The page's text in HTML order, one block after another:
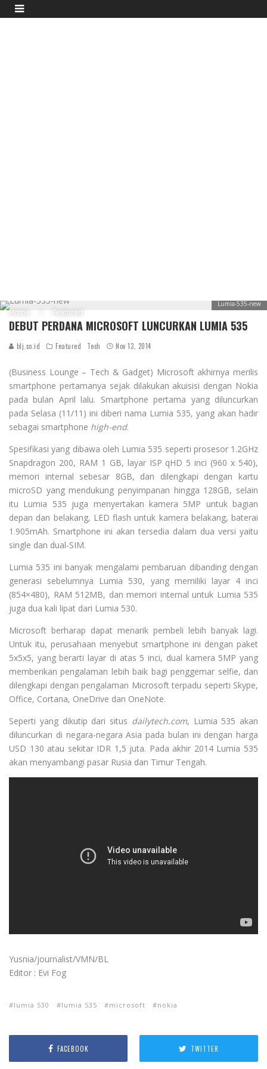
Home Featured
Lumia-535-new
DEBUT PERDANA MICROSOFT LUNCURKAN LUMIA 535
blj.co.id Featured Tech Nov 13, 2014
(Business Lounge – Tech & Gadget) Microsoft akhirnya merilis
smartphone pertamanya sejak dilakukan akuisisi dengan Nokia
pada bulan April lalu. Smartphone pertama yang diluncurkan
pada Selasa (11/11) ini diberi nama Lumia 535, yang akan hadir
sebagai smartphone high-end.
Spesifikasi yang dibawa oleh Lumia 535 seperti prosesor 1.2GHz
Snapdragon 200, RAM 1 GB, layar ISP qHD 5 inci (960 x 540),
memori internal sebesar 8GB, dan dilengkapi dengan kartu
microSD yang mendukung penyimpanan hingga 128GB, selain
itu Lumia 535 juga menyertakan kamera 5MP untuk bagian
depan dan belakang, LED flash untuk kamera belakang, baterai
1.905mAh. Smartphone ini akan tersedia dalam dua versi yaitu
single dan dual-SIM.
Lumia 535 ini banyak mengalami pembaruan dibanding dengan
generasi sebelumnya Lumia 530, yang memiliki layar 4 inci
(854×480), RAM 512MB, dan memori internal untuk Lumia 535
juga dua kali lipat dari Lumia 530.
Microsoft berharap dapat menarik pembeli lebih banyak lagi.
Untuk itu, perusahaan menyebut smartphone ini dengan paket
5x5x5, yang berarti layar di atas 5 inci, dual kamera 5MP yang
memberikan pengalaman lebih baik bagi penggemar selfie, dan
dilengkapi dengan pengalaman Microsoft terpadu seperti Skype,
Office, Cortana, OneDrive dan OneNote.
Seperti yang dikutip dari situs dailytech.com, Lumia 535 akan
diluncurkan di negara-negara Asia pada bulan ini dengan harga
USD 130 atau sekitar IDR 1,5 juta. Pada akhir 2014 Lumia 535
akan menyambangi pasar Rusia dan Timur Tengah.
Yusnia/journalist/VMN/BL
Editor : Evi Fog
lumia 530 lumia 535 microsoft nokia
FACEBOOK TWITTER